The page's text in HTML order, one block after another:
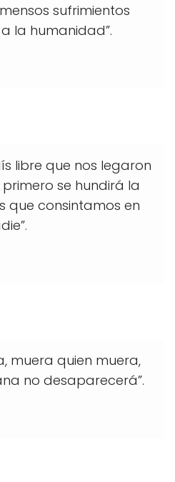
sufrimientos
la humanidad”.
libre que nos legaron
se hundirá la
que consintamos en
muera quien muera,
no desaparecerá”.